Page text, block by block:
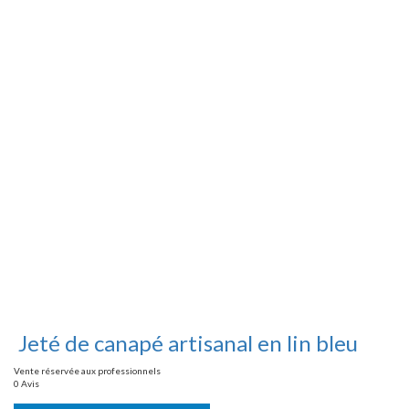
Jeté de canapé artisanal en lin bleu
Vente réservée aux professionnels
0 Avis